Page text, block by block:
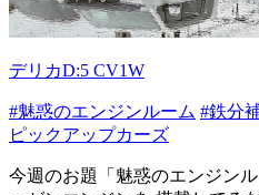
デリカD:5 CV1W
#魅惑のエンジンルーム #鉄分
ピックアップカーズ
今週のお題「魅惑のエンジン